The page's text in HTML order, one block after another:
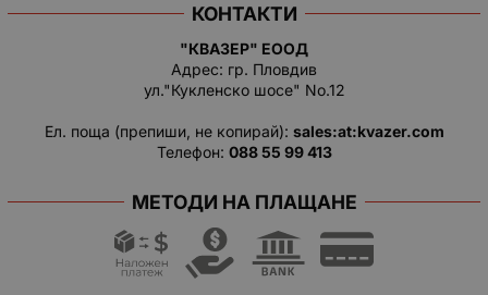
КОНТАКТИ
"КВАЗЕР" ЕООД
Адрес: гр. Пловдив
ул."Кукленско шосе" No.12
Ел. поща (препиши, не копирай): salеs:at:kvazer.cоm
Телефон: 088 55 99 413
МЕТОДИ НА ПЛАЩАНЕ